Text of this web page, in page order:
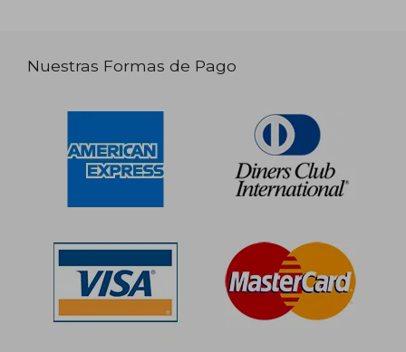
Nuestras Formas de Pago